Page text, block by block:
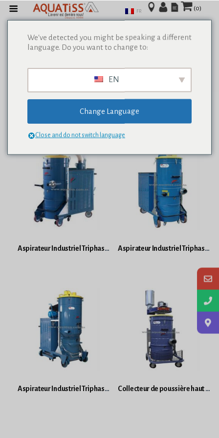
(0)
Aspirateur Industriel Triphasé DELFIN DG 70 EXP Aspirateur Industriel Triphasé DELFIN DG 100 AIRFLOW
Aspirateur Industriel Triphasé DELFIN DG150 PNEUMATIQUE Collecteur de poussière haut débit Delfin Type EV
FR
We've detected you might be speaking a different
language. Do you want to change to:
EN
Change Language
Close and do not switch language